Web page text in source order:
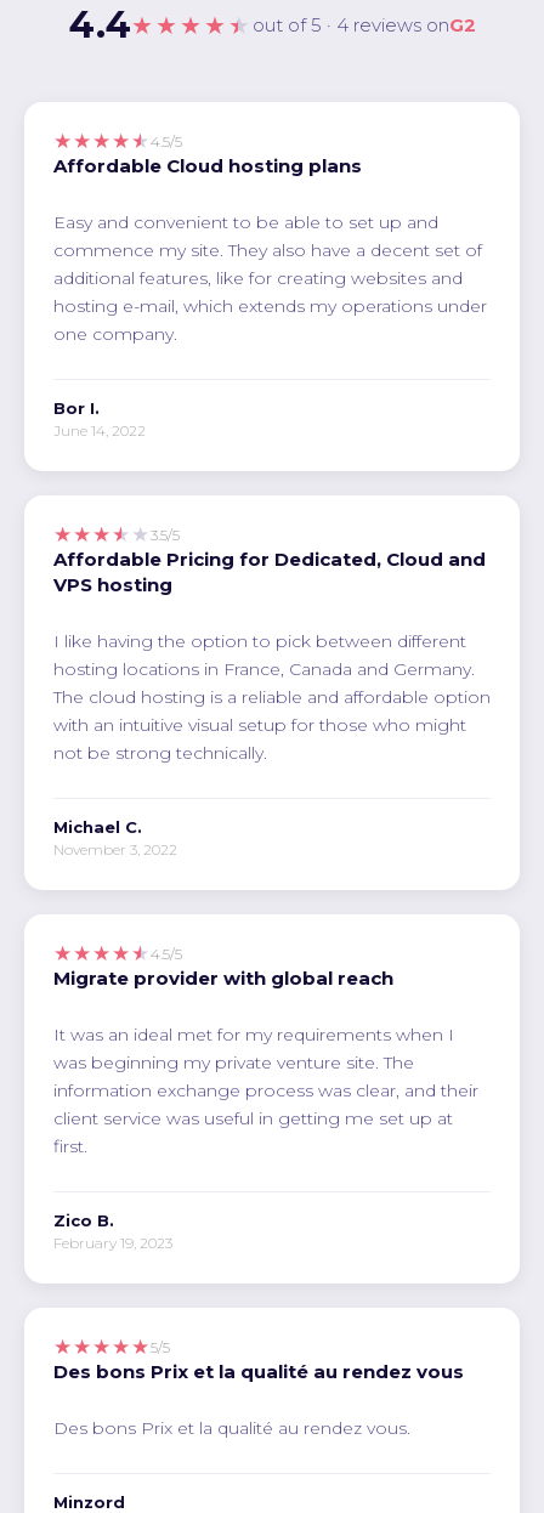
4.4★★★★★ out of 5 · 4 reviews onG2
★★★★★ 4.5/5
Affordable Cloud hosting plans
Easy and convenient to be able to set up and
commence my site. They also have a decent set of
additional features, like for creating websites and
hosting e-mail, which extends my operations under
one company.
Bor I.
June 14, 2022
★★★★★ 3.5/5
Affordable Pricing for Dedicated, Cloud and
VPS hosting
I like having the option to pick between different
hosting locations in France, Canada and Germany.
The cloud hosting is a reliable and affordable option
with an intuitive visual setup for those who might
not be strong technically.
Michael C.
November 3, 2022
★★★★★ 4.5/5
Migrate provider with global reach
It was an ideal met for my requirements when I
was beginning my private venture site. The
information exchange process was clear, and their
client service was useful in getting me set up at
first.
Zico B.
February 19, 2023
★★★★★5/5
Des bons Prix et la qualité au rendez vous
Des bons Prix et la qualité au rendez vous.
Minzord